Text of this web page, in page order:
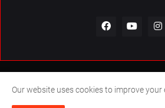
© Copyrights 2026. All Rights Reserved.
About Us Contact Us The
Our website uses cookies to improve your